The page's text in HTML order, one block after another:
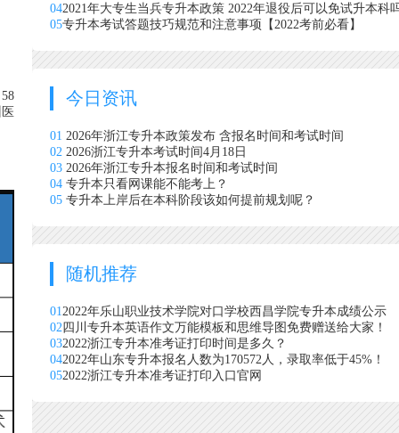
042021年大专生当兵专升本政策 2022年退役后可以免试升本科
05专升本考试答题技巧规范和注意事项【2022考前必看】
今日资讯
01 2026年浙江专升本政策发布 含报名时间和考试时间
02 2026浙江专升本考试时间4月18日
03 2026年浙江专升本报名时间和考试时间
04 专升本只看网课能不能考上？
05 专升本上岸后在本科阶段该如何提前规划呢？
随机推荐
012022年乐山职业技术学院对口学校西昌学院专升本成绩公示
02四川专升本英语作文万能模板和思维导图免费赠送给大家！
032022浙江专升本准考证打印时间是多久？
042022年山东专升本报名人数为170572人，录取率低于45%！
052022浙江专升本准考证打印入口官网